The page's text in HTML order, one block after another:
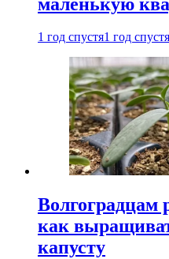
1 год спустя1 год спустя
Волгоградцам
как
капусту